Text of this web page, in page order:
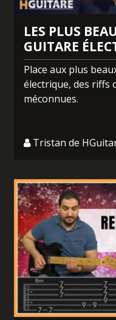
LES PLUS
GUITARE
Place aux plus
électrique, des riffs
méconnues.
Tristan de